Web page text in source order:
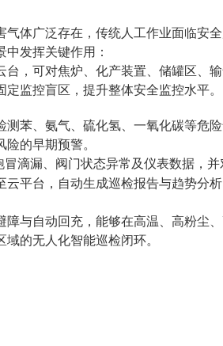
体广泛存在，传统人工作业面临安
发挥关键作用：
，可对焦炉、化产装置、储罐区、
监控盲区，提升整体安全监控水平。
苯、氨气、硫化氢、一氧化碳等危
的早期预警。
滴漏、阀门状态异常及仪表数据，并
平台，自动生成巡检报告与趋势分
与自动回充，能够在高温、高粉尘
的无人化智能巡检闭环。